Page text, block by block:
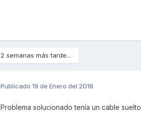
2 semanas más tarde...
Publicado 19 de Enero del 2018
Problema solucionado tenía un cable suelto